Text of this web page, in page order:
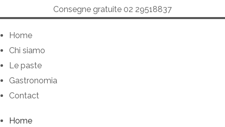
Consegne gratuite 02 29518837
Home
Chi siamo
Le paste
Gastronomia
Contact
Home